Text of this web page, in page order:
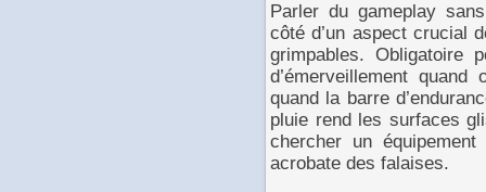
Parler du gameplay
côté d’un aspect crucial
grimpables. Obligatoire
d’émerveillement
quand la barre
pluie rend les surfaces
chercher un
acrobate des falaises.